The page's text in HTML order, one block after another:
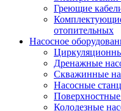
Греющие
отопительных
Насосное
Дренажные
Скважинные
Насосные
Колодезные